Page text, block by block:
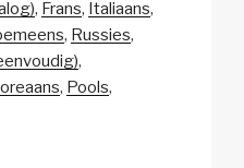
c
h
Frans Italiaans
Russies
Pools